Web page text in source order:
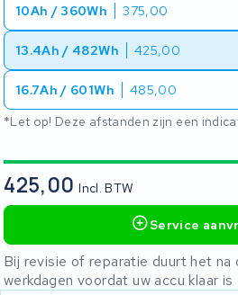
10Ah / 360Wh 375,00
13.4Ah / 482Wh 425,00
16.7Ah / 601Wh 485,00
*Let op! Deze afstanden zijn een
425,00Incl. BTW
Service
Bij revisie of reparatie duurt het na
werkdagen voordat uw accu klaar is